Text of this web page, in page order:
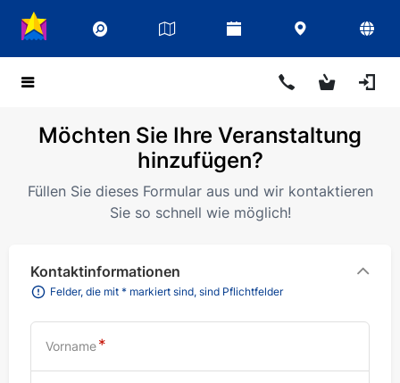
Möchten Sie Ihre Veranstaltung
hinzufügen?
Füllen Sie dieses Formular aus und wir kontaktieren
Sie so schnell wie möglich!
Kontaktinformationen
Felder, die mit * markiert sind, sind Pflichtfelder
Vorname